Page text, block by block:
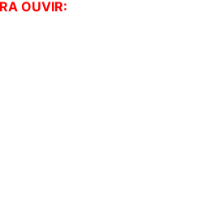
OUVIR: